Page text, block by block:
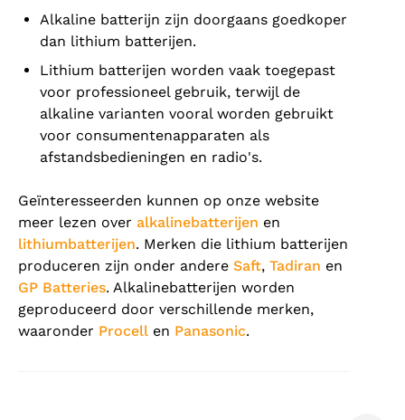
Alkaline batterijn zijn doorgaans goedkoper
dan lithium batterijen.
Lithium batterijen worden vaak toegepast
voor professioneel gebruik, terwijl de
alkaline varianten vooral worden gebruikt
voor consumentenapparaten als
afstandsbedieningen en radio's.
Geïnteresseerden kunnen op onze website
meer lezen over alkalinebatterijen en
lithiumbatterijen. Merken die lithium batterijen
produceren zijn onder andere Saft, Tadiran en
GP Batteries. Alkalinebatterijen worden
geproduceerd door verschillende merken,
waaronder Procell en Panasonic.